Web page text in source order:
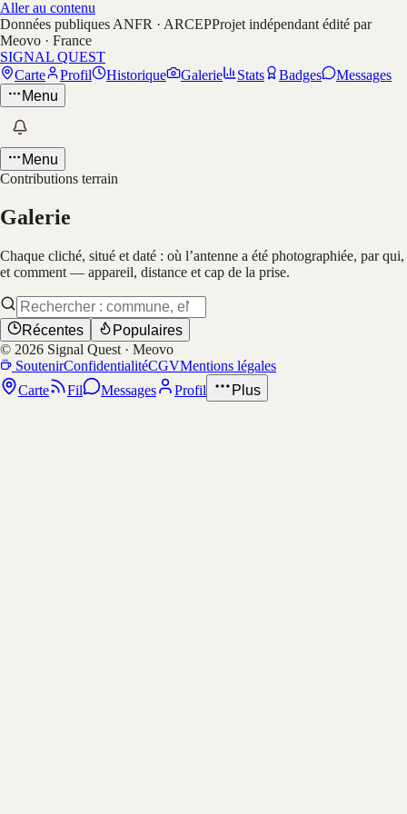
Aller au contenu
Données publiques ANFR · ARCEPProjet indépendant édité par
Meovo · France
SIGNAL QUEST
Carte
Profil Historique Galerie Stats Badges
Messages
Menu
Menu
Contributions terrain
Galerie
Chaque cliché, situé et daté : où l’antenne a été photographiée, par qui,
et comment — appareil, distance et cap de la prise.
Récentes
Populaires
© 2026 Signal Quest · Meovo
SoutenirConfidentialitéCGVMentions légales
Carte
Fil Messages Profil Plus